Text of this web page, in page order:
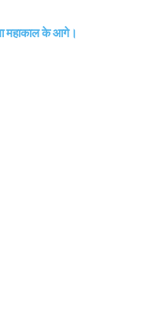
महाकाल के आगे।